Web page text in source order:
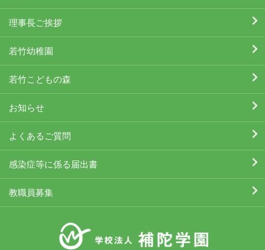
理事長ご挨拶
若竹幼稚園
若竹こどもの森
お知らせ
よくあるご質問
感染症等に係る届出書
教職員募集